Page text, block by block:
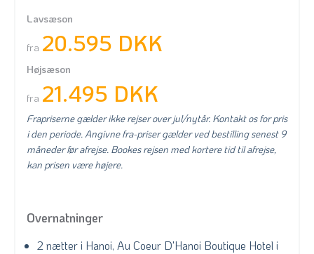
Lavsæson
fra 20.595 DKK
Højsæson
fra 21.495 DKK
Frapriserne gælder ikke rejser over jul/nytår. Kontakt os for pris
i den periode. Angivne fra-priser gælder ved bestilling senest 9
måneder før afrejse. Bookes rejsen med kortere tid til afrejse,
kan prisen være højere.
Overnatninger
2 nætter i Hanoi, Au Coeur D'Hanoi Boutique Hotel i